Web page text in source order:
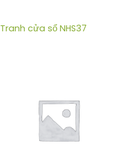
Tranh cửa sổ NHS37